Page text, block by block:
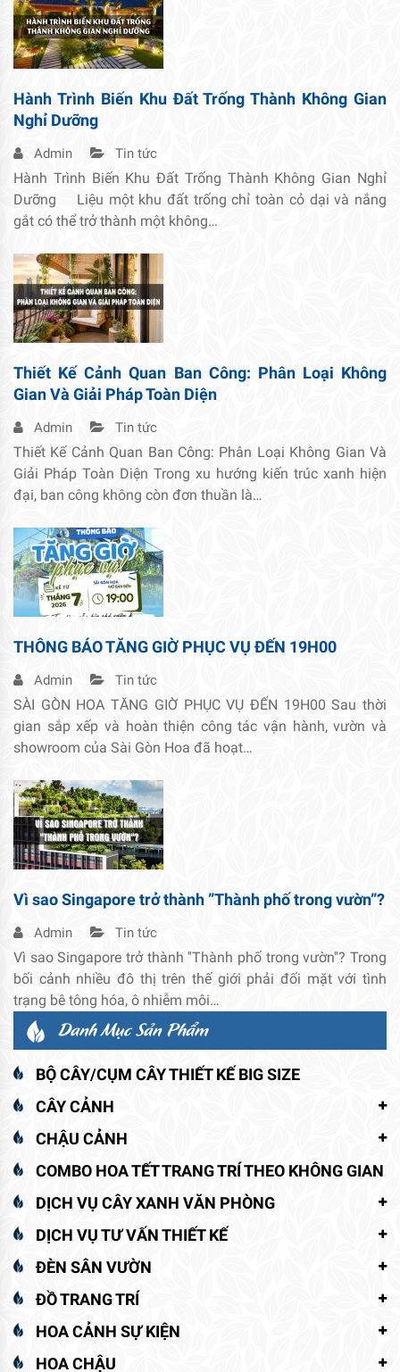
Hành Trình Biến Khu Đất Trống Thành Không Gian
Nghỉ Dưỡng
Admin Tin tức
Hành Trình Biến Khu Đất Trống Thành Không Gian Nghỉ
Dưỡng Liệu một khu đất trống chỉ toàn cỏ dại và nắng
gắt có thể trở thành một không…
Thiết Kế Cảnh Quan Ban Công: Phân Loại Không
Gian Và Giải Pháp Toàn Diện
Admin Tin tức
Thiết Kế Cảnh Quan Ban Công: Phân Loại Không Gian Và
Giải Pháp Toàn Diện Trong xu hướng kiến trúc xanh hiện
đại, ban công không còn đơn thuần là…
THÔNG BÁO TĂNG GIỜ PHỤC VỤ ĐẾN 19H00
Admin Tin tức
SÀI GÒN HOA TĂNG GIỜ PHỤC VỤ ĐẾN 19H00 Sau thời
gian sắp xếp và hoàn thiện công tác vận hành, vườn và
showroom của Sài Gòn Hoa đã hoạt…
Vì sao Singapore trở thành ”Thành phố trong vườn”?
Admin Tin tức
Vì sao Singapore trở thành ''Thành phố trong vườn''? Trong
bối cảnh nhiều đô thị trên thế giới phải đối mặt với tình
trạng bê tông hóa, ô nhiễm môi…
Danh Mục Sản Phẩm
BỘ CÂY/CỤM CÂY THIẾT KẾ BIG SIZE
CÂY CẢNH
CHẬU CẢNH
COMBO HOA TẾT TRANG TRÍ THEO KHÔNG GIAN
DỊCH VỤ CÂY XANH VĂN PHÒNG
DỊCH VỤ TƯ VẤN THIẾT KẾ
ĐÈN SÂN VƯỜN
ĐỒ TRANG TRÍ
HOA CẢNH SỰ KIỆN
HOA CHẬU